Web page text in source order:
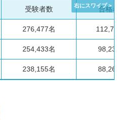
受験者数 合格
276,477名
254,433名
238,155名